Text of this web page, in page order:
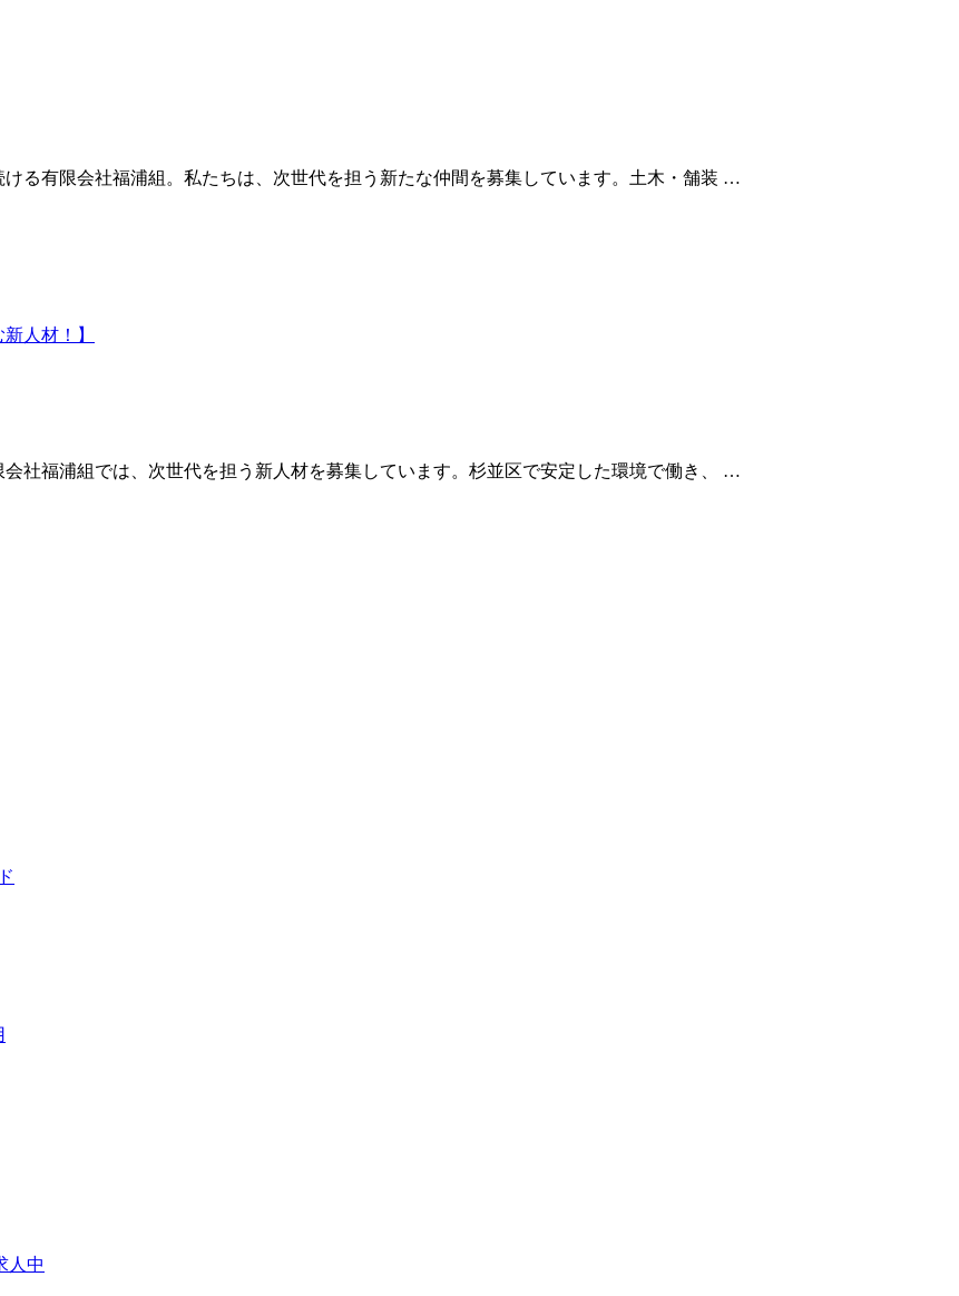
る有限会社福浦組。私たちは、次世代を担う新たな仲間を募集しています。土木・舗装 …
社福浦組では、次世代を担う新人材を募集しています。杉並区で安定した環境で働き、 …